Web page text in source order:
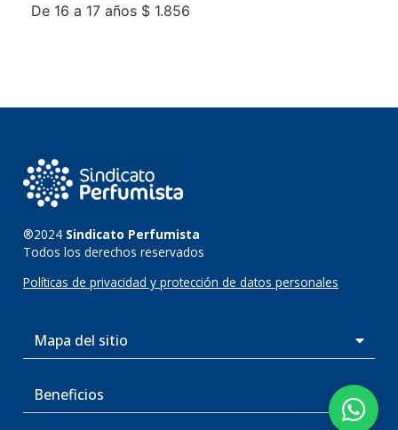
De 16 a 17 años $ 1.856
®2024 Sindicato Perfumista
Todos los derechos reservados
Políticas de privacidad y protección de datos personales
Mapa del sitio
Beneficios